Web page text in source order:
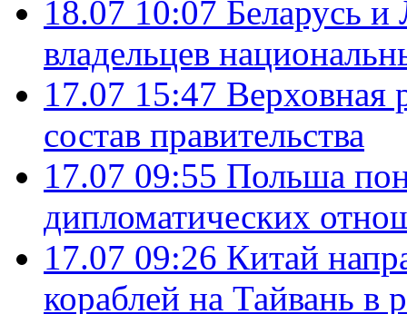
18.07 10:07 Беларусь
владельцев
17.07 15:47 Верховная
состав правительства
17.07 09:55 Польша
дипломатических
17.07 09:26 Китай
кораблей на Тайвань в